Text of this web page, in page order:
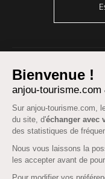
Bienvenue !
anjou-
Sur anjou-tourisme.com,
du site, d'échanger avec
des statistiques de
Nous vous laissons la
les accepter avant de
Mentions